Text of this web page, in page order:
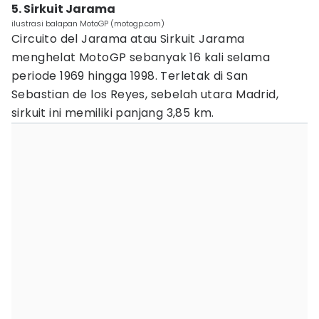
5. Sirkuit Jarama
ilustrasi balapan MotoGP (motogp.com)
Circuito del Jarama atau Sirkuit Jarama
menghelat MotoGP sebanyak 16 kali selama
periode 1969 hingga 1998. Terletak di San
Sebastian de los Reyes, sebelah utara Madrid,
sirkuit ini memiliki panjang 3,85 km.